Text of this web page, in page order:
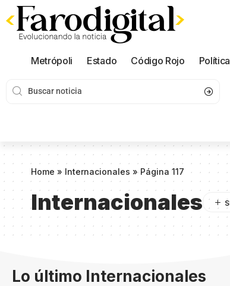
Metrópoli Estado Código Rojo Política
Home » Internacionales » Página 117
Internacionales
Lo último Internacionales